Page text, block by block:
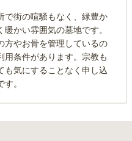
で街の喧騒もなく、緑豊か
かい雰囲気の墓地です。
方やお骨を管理しているの
用条件があります。宗教も
も気にすることなく申し込
。